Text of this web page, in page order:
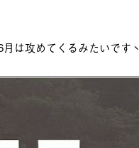
は攻めてくるみたいですヽ